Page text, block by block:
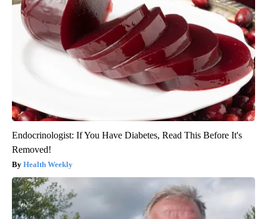
Endocrinologist: If You Have Diabetes, Read This Before It's
Removed!
Health Weekly